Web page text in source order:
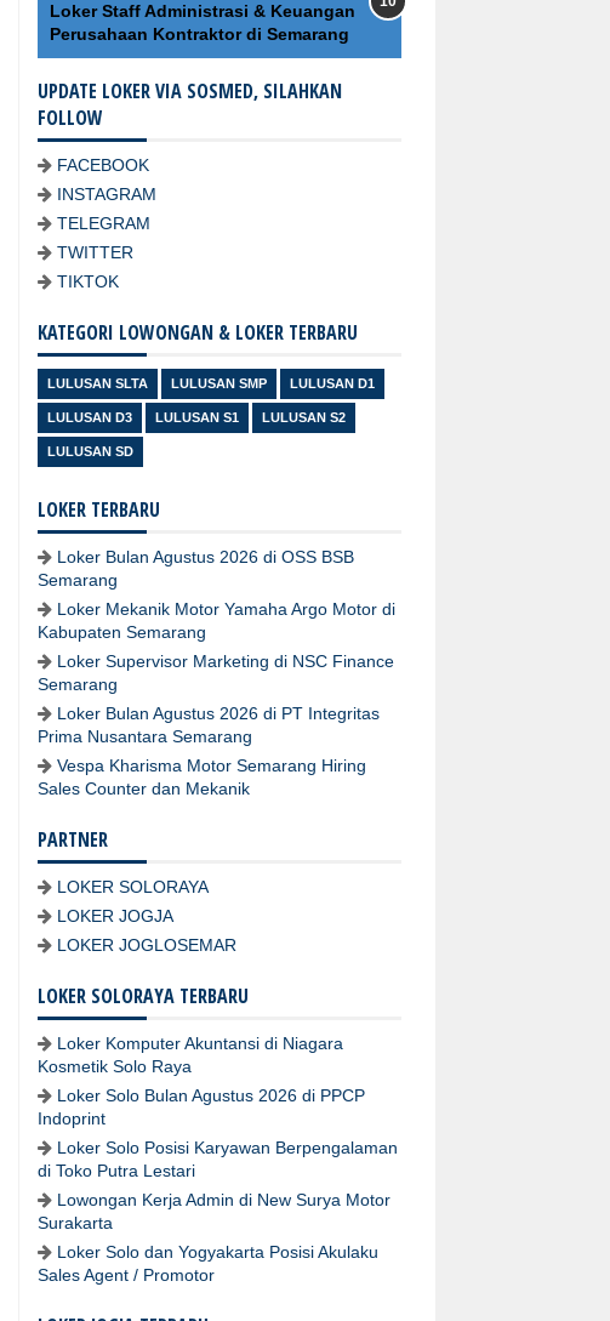
Loker Staff Administrasi & Keuangan
Perusahaan Kontraktor di Semarang
UPDATE LOKER VIA SOSMED, SILAHKAN
FOLLOW
FACEBOOK
INSTAGRAM
TELEGRAM
TWITTER
TIKTOK
KATEGORI LOWONGAN & LOKER TERBARU
LULUSAN SLTA LULUSAN SMP LULUSAN D1
LULUSAN D3 LULUSAN S1 LULUSAN S2
LULUSAN SD
LOKER TERBARU
Loker Bulan Agustus 2026 di OSS BSB
Semarang
Loker Mekanik Motor Yamaha Argo Motor di
Kabupaten Semarang
Loker Supervisor Marketing di NSC Finance
Semarang
Loker Bulan Agustus 2026 di PT Integritas
Prima Nusantara Semarang
Vespa Kharisma Motor Semarang Hiring
Sales Counter dan Mekanik
PARTNER
LOKER SOLORAYA
LOKER JOGJA
LOKER JOGLOSEMAR
LOKER SOLORAYA TERBARU
Loker Komputer Akuntansi di Niagara
Kosmetik Solo Raya
Loker Solo Bulan Agustus 2026 di PPCP
Indoprint
Loker Solo Posisi Karyawan Berpengalaman
di Toko Putra Lestari
Lowongan Kerja Admin di New Surya Motor
Surakarta
Loker Solo dan Yogyakarta Posisi Akulaku
Sales Agent / Promotor